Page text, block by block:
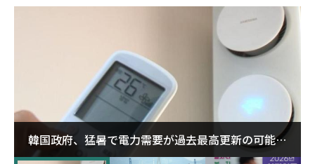
韓国政府、猛暑で電力需要が過去最高更新の可能性